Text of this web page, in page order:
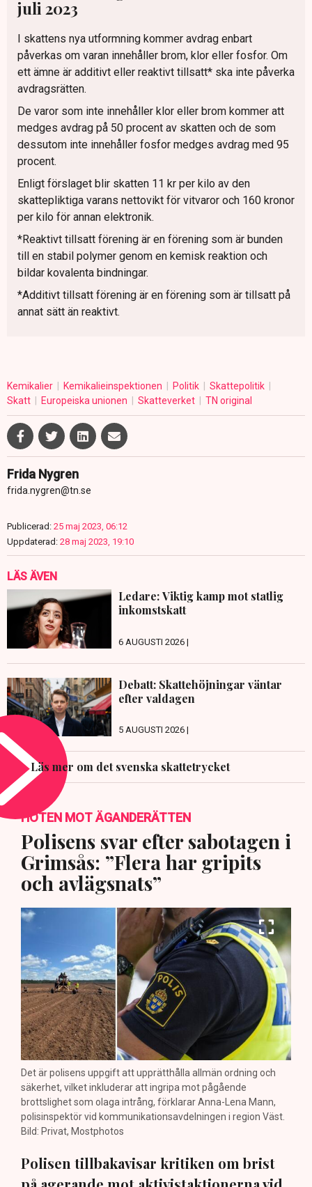
juli 2023
I skattens nya utformning kommer avdrag enbart
påverkas om varan innehåller brom, klor eller fosfor. Om
ett ämne är additivt eller reaktivt tillsatt* ska inte påverka
avdragsrätten.
De varor som inte innehåller klor eller brom kommer att
medges avdrag på 50 procent av skatten och de som
dessutom inte innehåller fosfor medges avdrag med 95
procent.
Enligt förslaget blir skatten 11 kr per kilo av den
skattepliktiga varans nettovikt för vitvaror och 160 kronor
per kilo för annan elektronik.
*Reaktivt tillsatt förening är en förening som är bunden
till en stabil polymer genom en kemisk reaktion och
bildar kovalenta bindningar.
*Additivt tillsatt förening är en förening som är tillsatt på
annat sätt än reaktivt.
Kemikalier Kemikalieinspektionen Politik
Skattepolitik
Skatt
Europeiska unionen Skatteverket TN original
Frida Nygren
frida.nygren@tn.se
Publicerad: 25 maj 2023, 06:12
Uppdaterad: 28 maj 2023, 19:10
LÄS ÄVEN
Ledare: Viktig kamp mot statlig
inkomstskatt
6 AUGUSTI 2026 |
Debatt: Skattehöjningar väntar
efter valdagen
5 AUGUSTI 2026 |
Läs mer om det svenska skattetrycket
HOTEN MOT ÄGANDERÄTTEN
Polisens svar efter sabotagen i
Grimsås: ”Flera har gripits
och avlägsnats”
Det är polisens uppgift att upprätthålla allmän ordning och
säkerhet, vilket inkluderar att ingripa mot pågående
brottslighet som olaga intrång, förklarar Anna-Lena Mann,
polisinspektör vid kommunikationsavdelningen i region Väst.
Bild: Privat, Mostphotos
Polisen tillbakavisar kritiken om brist